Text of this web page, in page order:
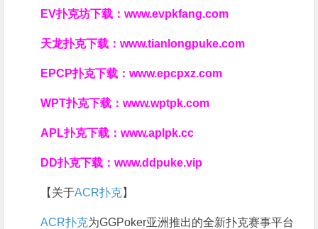
EV扑克坊下载：www.evpkfang.com
天龙扑克下载：www.tianlongpuke.com
EPCP扑克下载：www.epcpxz.com
WPT扑克下载：www.wptpk.com
APL扑克下载：www.aplpk.cc
DD扑克下载：www.ddpuke.vip
【关于ACR扑克】
ACR扑克为GGPoker亚洲推出的全新扑克赛事平台